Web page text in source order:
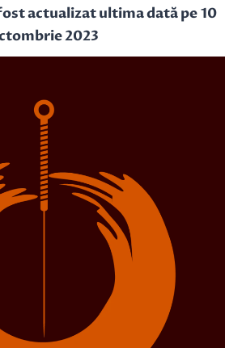
actualizat ultima dată pe 10
2023